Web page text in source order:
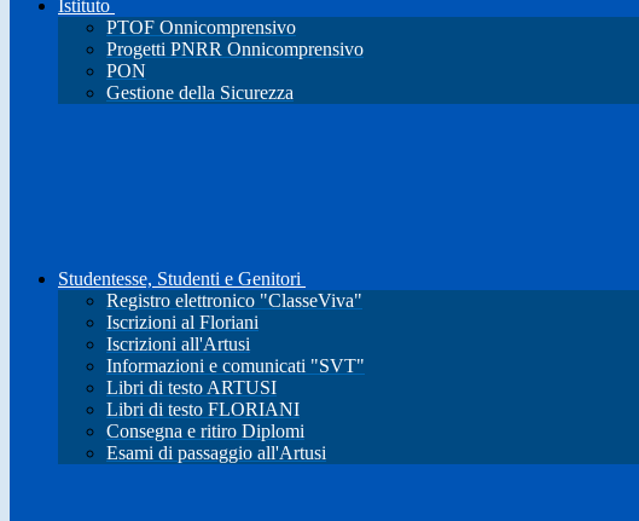
Istituto
PTOF Onnicomprensivo
Progetti PNRR Onnicomprensivo
PON
Gestione della Sicurezza
Studentesse, Studenti e Genitori
Registro elettronico "ClasseViva"
Iscrizioni al Floriani
Iscrizioni all'Artusi
Informazioni e comunicati "SVT"
Libri di testo ARTUSI
Libri di testo FLORIANI
Consegna e ritiro Diplomi
Esami di passaggio all'Artusi